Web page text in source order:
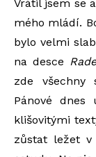
Vrátil jsem se
mého mládí.
bylo velmi
na desce
zde všechny
Pánové dnes
klišovitými
zůstat ležet